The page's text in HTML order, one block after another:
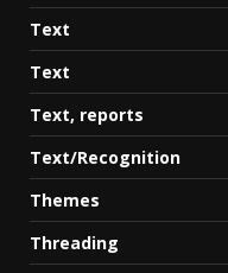
Text
Text
Text, reports
Text/Recognition
Themes
Threading